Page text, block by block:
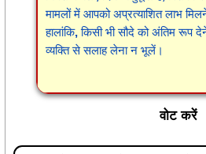
मामलों में आपको अप्रत्याशित लाभ
हालांकि, किसी भी सौदे को अंतिम रूप
व्यक्ति से सलाह लेना न भूलें।
वोट करें